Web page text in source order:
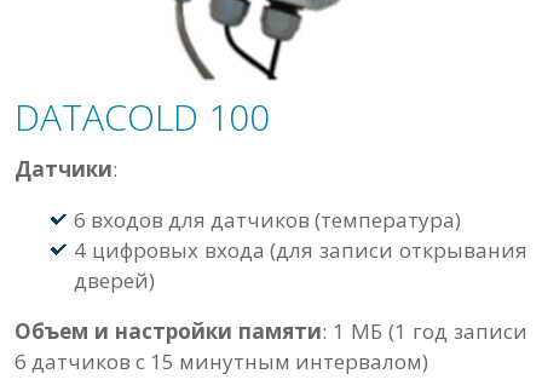
DATACOLD 100
Датчики:
6 входов для датчиков (температура)
4 цифровых входа (для записи открывания
дверей)
Объем и настройки памяти: 1 МБ (1 год записи
6 датчиков с 15 минутным интервалом)